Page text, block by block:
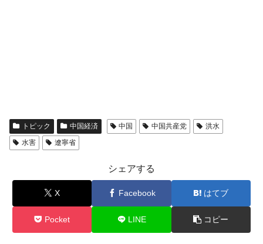
トピック 中国経済 中国 中国共産党
洪水
水害
遼寧省
シェアする
X Facebook はてブ
Pocket LINE コピー